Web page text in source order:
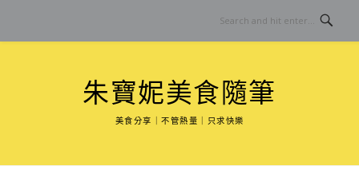
content
朱寶妮美食隨筆
美食分享｜不管熱量｜只求快樂